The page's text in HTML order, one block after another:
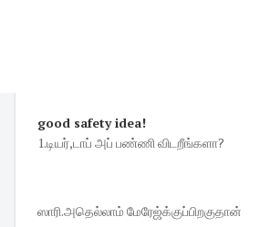
good safety idea!
1.டியர்,டாப் அப் பண்ணி விடறீங்களா?
ஸாரி.அதெல்லாம் மேரேஜ்க்குப்பிறகுதான்